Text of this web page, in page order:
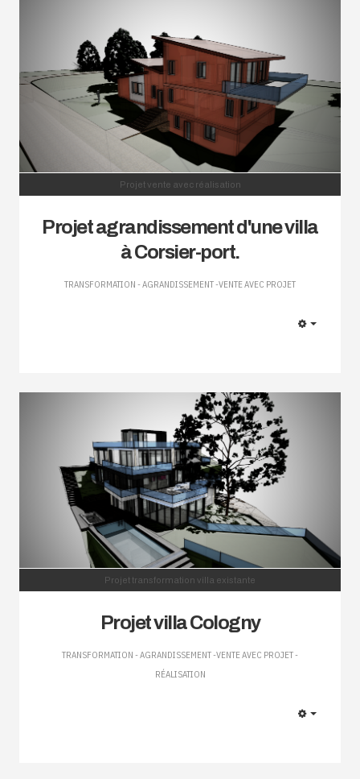
Projet vente avec réalisation
Projet agrandissement d'une villa
à Corsier-port.
TRANSFORMATION - AGRANDISSEMENT -VENTE AVEC PROJET
Projet transformation villa existante
Projet villa Cologny
TRANSFORMATION - AGRANDISSEMENT -VENTE AVEC PROJET -
RÉALISATION